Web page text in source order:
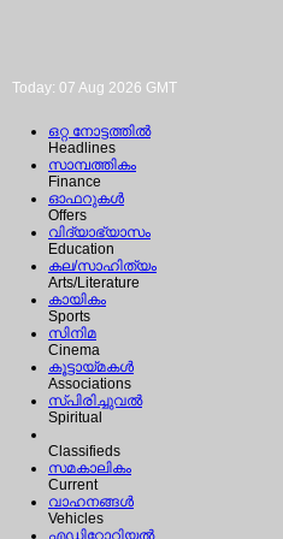
Today: 07 Aug 2026 GMT
ഒറ്റ നോട്ടത്തില്‍
Headlines
സാമ്പത്തികം
Finance
ഓഫറുകള്‍
Offers
വിദ്യാഭ്യാസം
Education
കല/സാഹിത്യം
Arts/Literature
കായികം
Sports
സിനിമ
Cinema
കൂട്ടായ്മകള്‍
Associations
സ്പിരിച്ചുവല്‍
Spiritual
Classifieds
സമകാലികം
Current
വാഹനങ്ങള്‍
Vehicles
എഡിറ്റോറിയല്‍